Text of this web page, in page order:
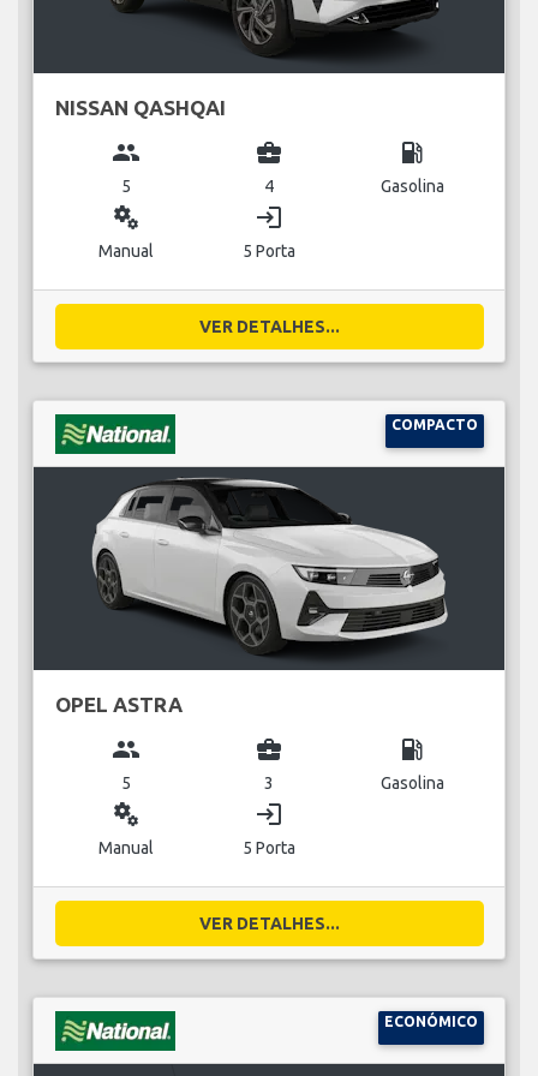
NISSAN QASHQAI
group
5
business_center
4
local_gas_station
Gasolina
miscellaneous_services
Manual
login
5 Porta
VER DETALHES...
COMPACTO
OPEL ASTRA
group
5
business_center
3
local_gas_station
Gasolina
miscellaneous_services
Manual
login
5 Porta
VER DETALHES...
ECONÓMICO